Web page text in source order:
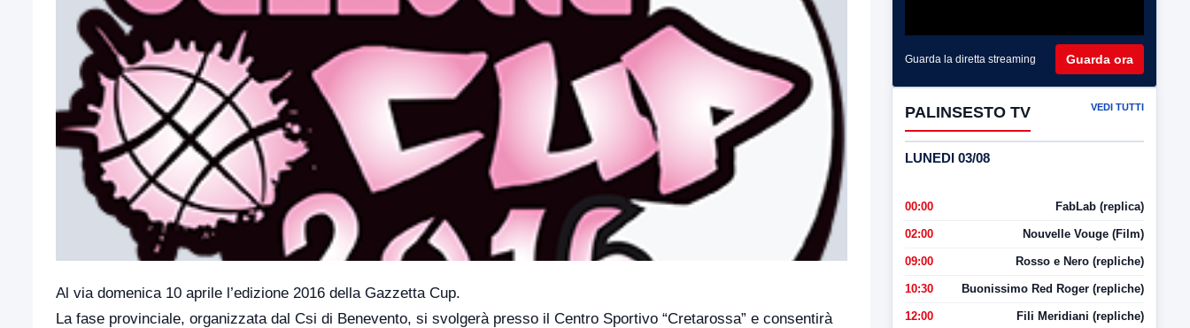
Al via domenica 10 aprile l’edizione 2016 della Gazzetta Cup.
La fase provinciale, organizzata dal Csi di Benevento, si svolgerà presso il Centro Sportivo “Cretarossa” e consentirà
Guarda la diretta streaming Guarda ora
PALINSESTO TV VEDI TUTTI
LUNEDI 03/08
00:00 FabLab (replica)
02:00 Nouvelle Vouge (Film)
09:00 Rosso e Nero (repliche)
10:30 Buonissimo Red Roger (repliche)
12:00 Fili Meridiani (repliche)